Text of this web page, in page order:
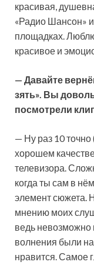
красивая,
«Радио Шансон»
площадках.
красивое и
— Давайте
зять». Вы
посмотрели
— Ну раз 10 точно
хорошем
телевизора.
когда ты сам в
элемент сюжета.
мнению моих
ведь невозможно
волнения были
нравится. Самое